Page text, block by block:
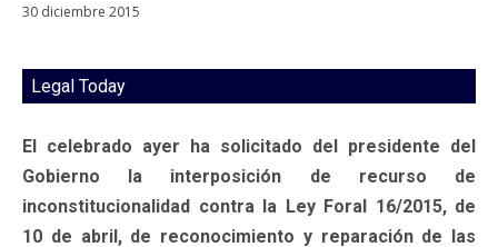
30 diciembre 2015
Legal Today
El celebrado ayer ha solicitado del presidente del
Gobierno la interposición de recurso de
inconstitucionalidad contra la Ley Foral 16/2015, de
10 de abril, de reconocimiento y reparación de las